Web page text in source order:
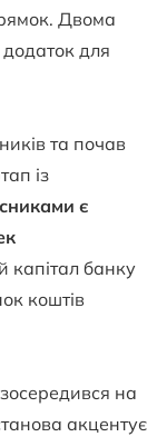
Двома
для
та почав
із
є
капітал банку
коштів
на
акцентує